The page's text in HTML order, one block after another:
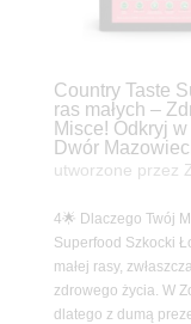
Country Taste
ras małych –
Misce! Odkryj
Dwór
utworzone przez
4🌟 Dlaczego Twój
Superfood Szkocki
małej rasy,
zdrowego życia. W
dlatego z dumą